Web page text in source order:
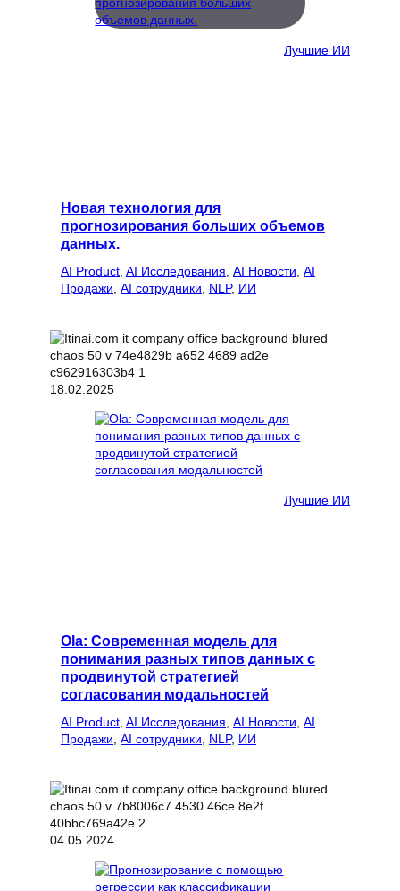
Лучшие ИИ
Новая технология для
прогнозирования больших объемов
данных.
AI Product AI Исследования AI Новости AI
Продажи AI сотрудники NLP, ИИ
18.02.2025
Лучшие ИИ
Ola: Современная модель для
понимания разных типов данных с
продвинутой стратегией
согласования модальностей
AI Product AI Исследования AI Новости AI
Продажи AI сотрудники NLP, ИИ
04.05.2024